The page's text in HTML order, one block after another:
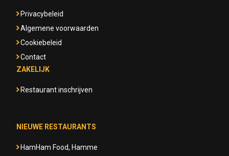
Privacybeleid
Algemene voorwaarden
Cookiebeleid
Contact
ZAKELIJK
Restaurant inschrijven
NIEUWE RESTAURANTS
HamHam Food, Hamme